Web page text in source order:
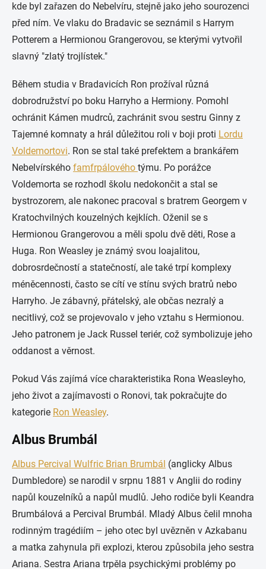
kde byl zařazen do Nebelvíru, stejně jako jeho sourozenci
před ním. Ve vlaku do Bradavic se seznámil s Harrym
Potterem a Hermionou Grangerovou, se kterými vytvořil
slavný "zlatý trojlístek."
Během studia v Bradavicích Ron prožíval různá
dobrodružství po boku Harryho a Hermiony. Pomohl
ochránit Kámen mudrců, zachránit svou sestru Ginny z
Tajemné komnaty a hrál důležitou roli v boji proti Lordu
Voldemortovi. Ron se stal také prefektem a brankářem
Nebelvírského famfrpálového týmu. Po porážce
Voldemorta se rozhodl školu nedokončit a stal se
bystrozorem, ale nakonec pracoval s bratrem Georgem v
Kratochvilných kouzelných kejklích. Oženil se s
Hermionou Grangerovou a měli spolu dvě děti, Rose a
Huga. Ron Weasley je známý svou loajalitou,
dobrosrdečností a statečností, ale také trpí komplexy
méněcennosti, často se cítí ve stínu svých bratrů nebo
Harryho. Je zábavný, přátelský, ale občas nezralý a
necitlivý, což se projevovalo v jeho vztahu s Hermionou.
Jeho patronem je Jack Russel teriér, což symbolizuje jeho
oddanost a věrnost.
Pokud Vás zajímá více charakteristika Rona Weasleyho,
jeho život a zajímavosti o Ronovi, tak pokračujte do
kategorie Ron Weasley.
Albus Brumbál
Albus Percival Wulfric Brian Brumbál (anglicky Albus
Dumbledore) se narodil v srpnu 1881 v Anglii do rodiny
napůl kouzelníků a napůl mudlů. Jeho rodiče byli Keandra
Brumbálová a Percival Brumbál. Mladý Albus čelil mnoha
rodinným tragédiím – jeho otec byl uvězněn v Azkabanu
a matka zahynula při explozi, kterou způsobila jeho sestra
Ariana. Sestra Ariana trpěla psychickými problémy po